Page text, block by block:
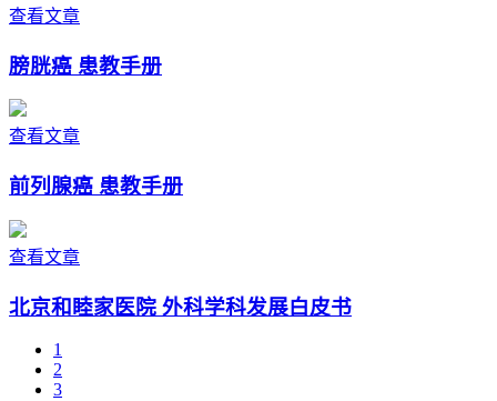
查看文章
膀胱癌 患教手册
查看文章
前列腺癌 患教手册
查看文章
北京和睦家医院 外科学科发展白皮书
1
2
3